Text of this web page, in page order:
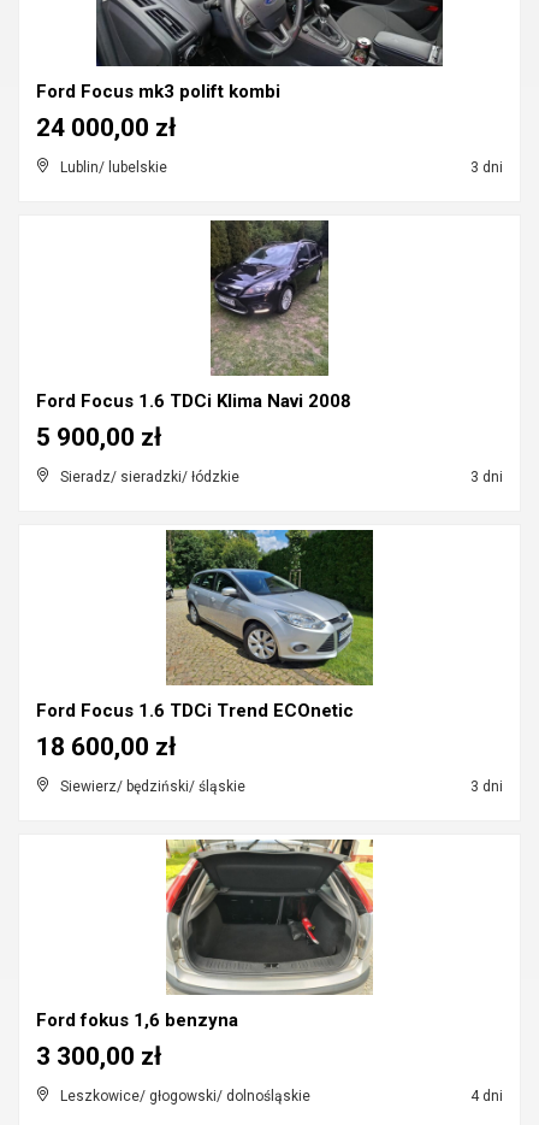
Ford Focus mk3 polift kombi
Lublin/ lubelskie 3 dni
24 000,00 zł
Ford Focus 1.6 TDCi Klima Navi 2008
Sieradz/ sieradzki/ łódzkie 3 dni
5 900,00 zł
Ford Focus 1.6 TDCi Trend ECOnetic
Siewierz/ będziński/ śląskie 3 dni
18 600,00 zł
Ford fokus 1,6 benzyna
Leszkowice/ głogowski/ dolnośląskie 4 dni
3 300,00 zł